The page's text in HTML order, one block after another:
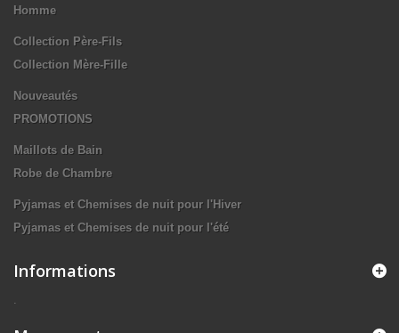
Homme
Collection Père-Fils
Collection Mère-Fille
Nouveautés
PROMOTIONS
Maillots de Bain
Robe de Chambre
Pyjamas et Chemises de nuit pour l'Hiver
Pyjamas et Chemises de nuit pour l'été
Informations